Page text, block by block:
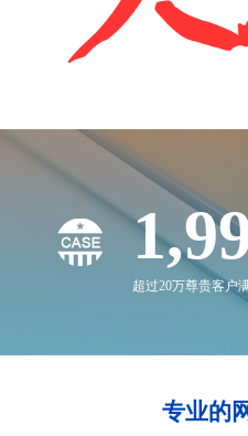
超过20万尊贵客户
专业的